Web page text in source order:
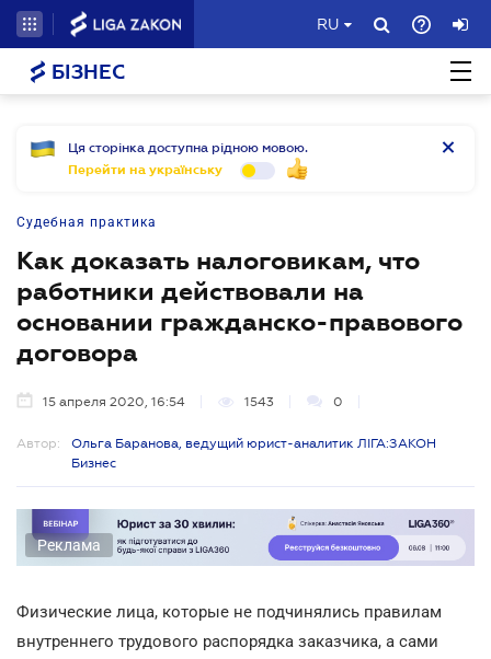
RU
БІЗНЕС
Ця сторінка доступна рідною мовою.
Перейти на українську
Судебная практика
Как доказать налоговикам, что
работники действовали на
основании гражданско-правового
договора
15 апреля 2020, 16:54 1543 0
Автор:
Ольга Баранова, ведущий юрист-аналитик ЛІГА:ЗАКОН
Бизнес
Реклама
Физические лица, которые не подчинялись правилам
внутреннего трудового распорядка заказчика, а сами